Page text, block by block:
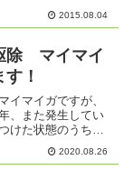
2015.08.04
除 マイマイ
！
イマイガですが、
、また発生してい
けた状態のうちに
まま放って置くと
て出てきます。卵
2020.08.26